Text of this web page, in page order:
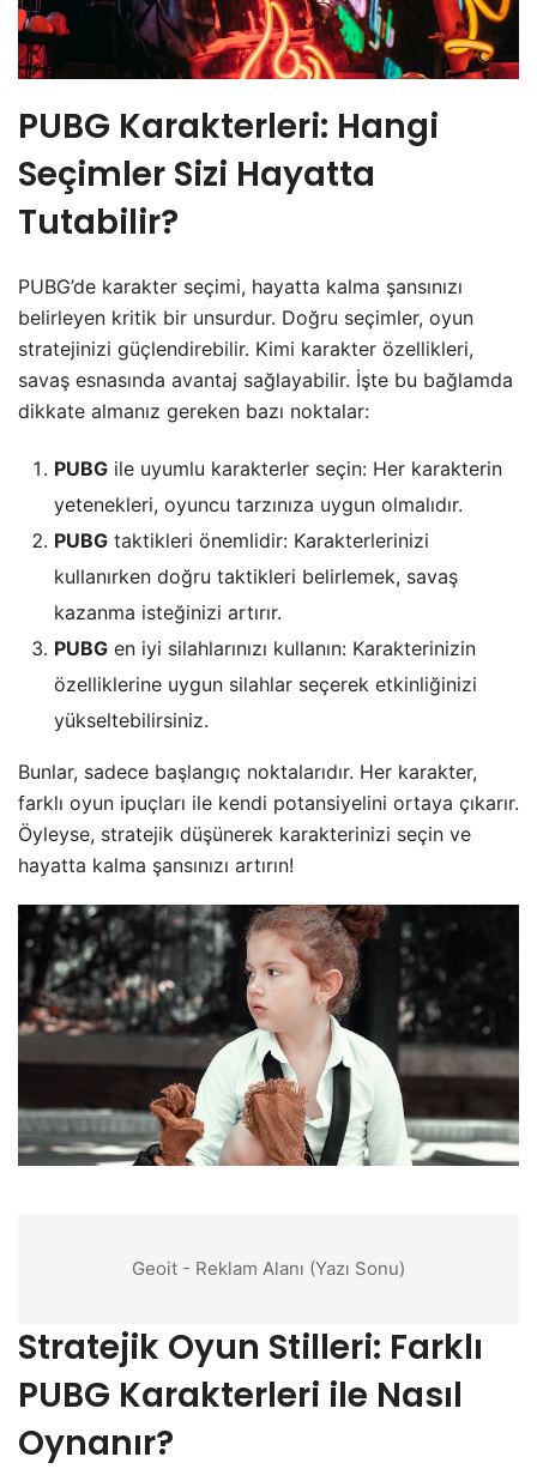
PUBG Karakterleri: Hangi
Seçimler Sizi Hayatta
Tutabilir?
PUBG’de karakter seçimi, hayatta kalma şansınızı
belirleyen kritik bir unsurdur. Doğru seçimler, oyun
stratejinizi güçlendirebilir. Kimi karakter özellikleri,
savaş esnasında avantaj sağlayabilir. İşte bu bağlamda
dikkate almanız gereken bazı noktalar:
PUBG ile uyumlu karakterler seçin: Her karakterin
yetenekleri, oyuncu tarzınıza uygun olmalıdır.
PUBG taktikleri önemlidir: Karakterlerinizi
kullanırken doğru taktikleri belirlemek, savaş
kazanma isteğinizi artırır.
PUBG en iyi silahlarınızı kullanın: Karakterinizin
özelliklerine uygun silahlar seçerek etkinliğinizi
yükseltebilirsiniz.
Bunlar, sadece başlangıç noktalarıdır. Her karakter,
farklı oyun ipuçları ile kendi potansiyelini ortaya çıkarır.
Öyleyse, stratejik düşünerek karakterinizi seçin ve
hayatta kalma şansınızı artırın!
Geoit - Reklam Alanı (Yazı Sonu)
Stratejik Oyun Stilleri: Farklı
PUBG Karakterleri ile Nasıl
Oynanır?